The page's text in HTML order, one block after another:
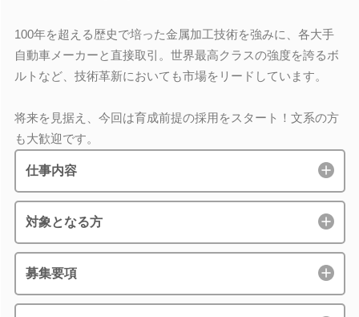
100年を超える歴史で培った金属加工技術を強みに、各大手
自動車メーカーと直接取引。世界最高クラスの強度を誇るボ
ルトなど、技術革新においても市場をリードしています。
将来を見据え、今回は育成前提の採用をスタート！文系の方
も大歓迎です。
仕事内容
対象となる方
募集要項